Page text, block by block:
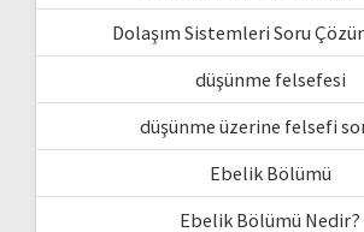
Dolaşım Sistemleri Soru
düşünme felsefesi
düşünme üzerine felsefi
Ebelik Bölümü
Ebelik Bölümü Nedir?